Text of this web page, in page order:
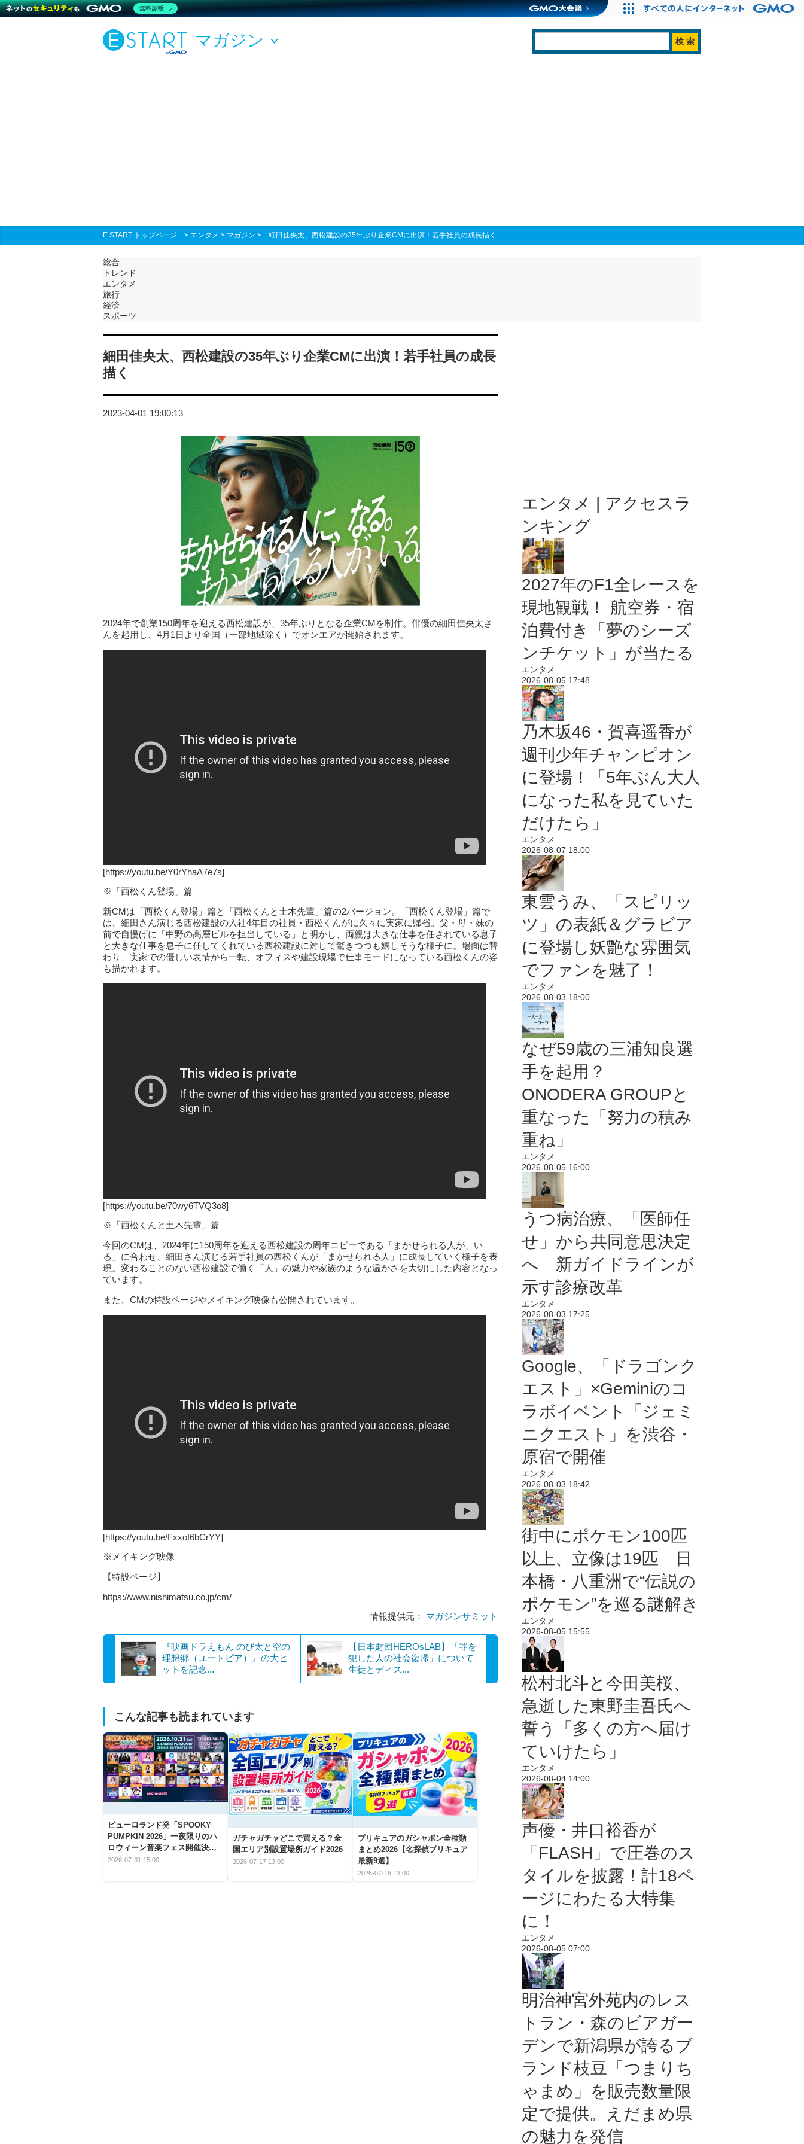
マガジン
E START トップページ > エンタメ > マガジン > 細田佳央太、西松建設の35年ぶり企業CMに出演！若手社員の成長描く
総合
トレンド
エンタメ
旅行
経済
スポーツ
細田佳央太、西松建設の35年ぶり企業CMに出演！若手社員の成長
描く
2023-04-01 19:00:13
2024年で創業150周年を迎える西松建設が、35年ぶりとなる企業CMを制作。俳優の細田佳央太さ
んを起用し、4月1日より全国（一部地域除く）でオンエアが開始されます。
[https://youtu.be/Y0rYhaA7e7s]
※「西松くん登場」篇
新CMは「西松くん登場」篇と「西松くんと土木先輩」篇の2バージョン。「西松くん登場」篇で
は、細田さん演じる西松建設の入社4年目の社員・西松くんがに久々に実家に帰省。父・母・妹の
前で自慢げに「中野の高層ビルを担当している」と明かし、両親は大きな仕事を任されている息子
と大きな仕事を息子に任してくれている西松建設に対して驚きつつも嬉しそうな様子に。場面は替
わり、実家での優しい表情から一転、オフィスや建設現場で仕事モードになっている西松くんの姿
も描かれます。
[https://youtu.be/70wy6TVQ3o8]
※「西松くんと土木先輩」篇
今回のCMは、2024年に150周年を迎える西松建設の周年コピーである「まかせられる人が、い
る」に合わせ、細田さん演じる若手社員の西松くんが「まかせられる人」に成長していく様子を表
現。変わることのない西松建設で働く「人」の魅力や家族のような温かさを大切にした内容となっ
ています。
また、CMの特設ページやメイキング映像も公開されています。
[https://youtu.be/Fxxof6bCrYY]
※メイキング映像
【特設ページ】
https://www.nishimatsu.co.jp/cm/
情報提供元： マガジンサミット
『映画ドラえもん のび太と空の
理想郷（ユートピア）』の大ヒ
ットを記念...
【日本財団HEROsLAB】「罪を
犯した人の社会復帰」について
生徒とディス...
こんな記事も読まれています
ピューロランド発「SPOOKY
PUMPKIN 2026」一夜限りのハ
ロウィーン音楽フェス開催決
定！
2026-07-31 15:00
ガチャガチャどこで買える？全
国エリア別設置場所ガイド2026
2026-07-17 13:00
プリキュアのガシャポン全種類
まとめ2026【名探偵プリキュア
最新9選】
2026-07-16 13:00
エンタメ | アクセスラ
ンキング
2027年のF1全レースを
現地観戦！ 航空券・宿
泊費付き「夢のシーズ
ンチケット」が当たる
エンタメ
2026-08-05 17:48
乃木坂46・賀喜遥香が
週刊少年チャンピオン
に登場！「5年ぶん大人
になった私を見ていた
だけたら」
エンタメ
2026-08-07 18:00
東雲うみ、「スピリッ
ツ」の表紙＆グラビア
に登場し妖艶な雰囲気
でファンを魅了！
エンタメ
2026-08-03 18:00
なぜ59歳の三浦知良選
手を起用？
ONODERA GROUPと
重なった「努力の積み
重ね」
エンタメ
2026-08-05 16:00
うつ病治療、「医師任
せ」から共同意思決定
へ 新ガイドラインが
示す診療改革
エンタメ
2026-08-03 17:25
Google、「ドラゴンク
エスト」×Geminiのコ
ラボイベント「ジェミ
ニクエスト」を渋谷・
原宿で開催
エンタメ
2026-08-03 18:42
街中にポケモン100匹
以上、立像は19匹 日
本橋・八重洲で“伝説の
ポケモン”を巡る謎解き
エンタメ
2026-08-05 15:55
松村北斗と今田美桜、
急逝した東野圭吾氏へ
誓う「多くの方へ届け
ていけたら」
エンタメ
2026-08-04 14:00
声優・井口裕香が
「FLASH」で圧巻のス
タイルを披露！計18ペ
ージにわたる大特集
に！
エンタメ
2026-08-05 07:00
明治神宮外苑内のレス
トラン・森のビアガー
デンで新潟県が誇るブ
ランド枝豆「つまりち
ゃまめ」を販売数量限
定で提供。えだまめ県
の魅力を発信
無料診断